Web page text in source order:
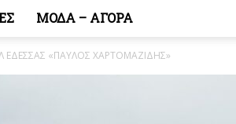
ΜΟΔΑ – ΑΓΟΡΑ
ΕΔΕΣΣΑΣ «ΠΑΥΛΟΣ ΧΑΡΤΟΜΑΖΙΔΗΣ»